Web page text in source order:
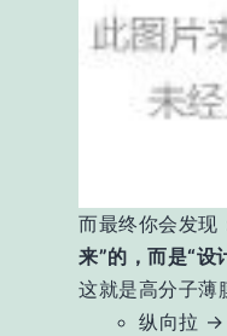
而最终你会发现
来”的，而是“设
这就是高分子薄
纵向拉 →